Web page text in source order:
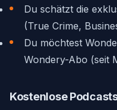
Du schätzt die
(True Crime,
Du möchtest
Wondery-Abo (seit
Kostenlose